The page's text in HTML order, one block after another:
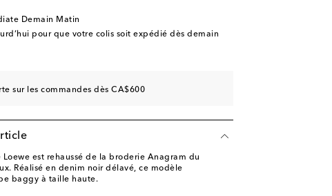
Demain Matin
pour que votre colis soit expédié dès demain
sur les commandes dès CA$600
est rehaussé de la broderie Anagram du
Réalisé en denim noir délavé, ce modèle
baggy à taille haute.